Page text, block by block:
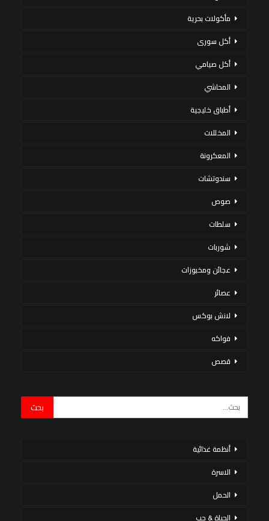
مأكولات بحرية
أكل سورى
أكل صيامي
المحاشي
أطباق خليجية
المخللات
المعكرونة
سندوتشات
صوص
سلطات
شوربات
عجائن ومخبوزات
عصائر
لانش بوكس
فواكه
قصص
أنظمة غذائية
الاسرة
الحمل
الحياة & حب